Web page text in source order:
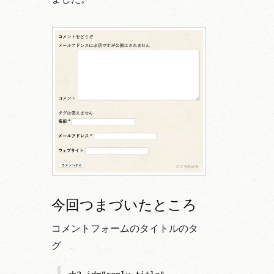
今回つまづいたところ
コメントフォームのタイトルのタ
グ